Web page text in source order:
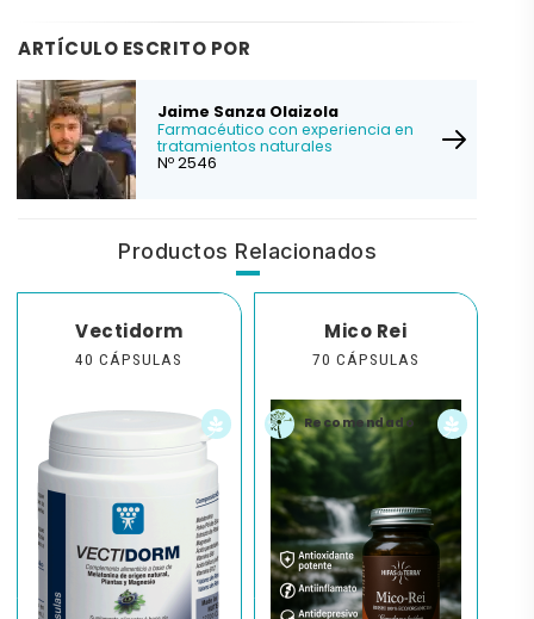
ARTÍCULO ESCRITO POR
Jaime Sanza Olaizola
Farmacéutico con experiencia en
tratamientos naturales
Nº 2546
Productos Relacionados
Vectidorm
40 CÁPSULAS
Mico Rei
70 CÁPSULAS
Recomendado